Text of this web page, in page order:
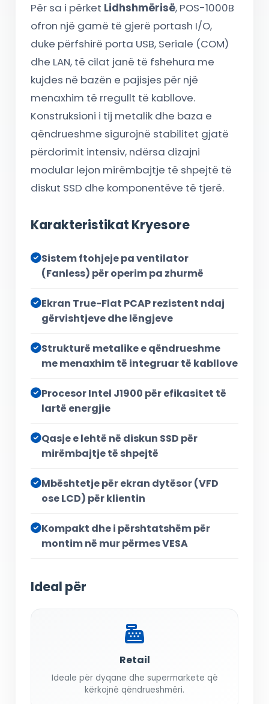
Për sa i përket Lidhshmërisë, POS-1000B
ofron një gamë të gjerë portash I/O,
duke përfshirë porta USB, Seriale (COM)
dhe LAN, të cilat janë të fshehura me
kujdes në bazën e pajisjes për një
menaxhim të rregullt të kabllove.
Konstruksioni i tij metalik dhe baza e
qëndrueshme sigurojnë stabilitet gjatë
përdorimit intensiv, ndërsa dizajni
modular lejon mirëmbajtje të shpejtë të
diskut SSD dhe komponentëve të tjerë.
Karakteristikat Kryesore
Sistem ftohjeje pa ventilator
(Fanless) për operim pa zhurmë
Ekran True-Flat PCAP rezistent ndaj
gërvishtjeve dhe lëngjeve
Strukturë metalike e qëndrueshme
me menaxhim të integruar të kabllove
Procesor Intel J1900 për efikasitet të
lartë energjie
Qasje e lehtë në diskun SSD për
mirëmbajtje të shpejtë
Mbështetje për ekran dytësor (VFD
ose LCD) për klientin
Kompakt dhe i përshtatshëm për
montim në mur përmes VESA
Ideal për
Retail
Ideale për dyqane dhe supermarkete që
kërkojnë qëndrueshmëri.